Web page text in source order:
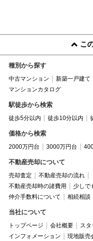
こ
種別から探す
中古マンション 新築一戸建て
マンションカタログ
駅徒歩から検索
徒歩5分以内 徒歩10分以内
価格から検索
2000万円台 3000万円台
不動産売却について
売却査定 不動産売却の流れ
不動産売却時の諸費用
少しで
仲介手数料について
相続相談
当社について
トップページ 会社概要 ス
インフォメーション
現地販売